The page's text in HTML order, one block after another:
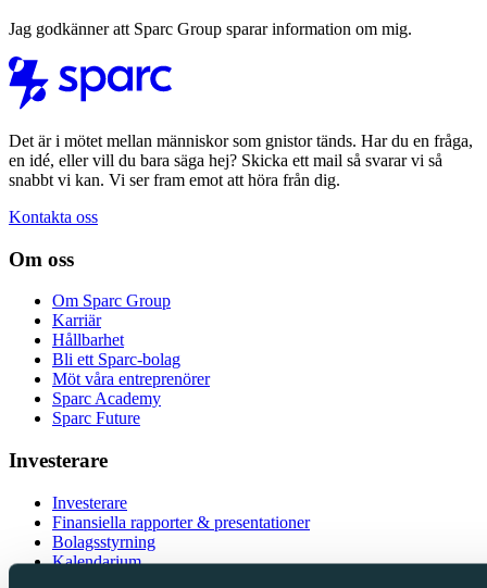
Jag godkänner att Sparc Group sparar information om mig.
Det är i mötet mellan människor som gnistor tänds. Har du en fråga,
en idé, eller vill du bara säga hej? Skicka ett mail så svarar vi så
snabbt vi kan. Vi ser fram emot att höra från dig.
Kontakta oss
Om oss
Om Sparc Group
Karriär
Hållbarhet
Bli ett Sparc-bolag
Möt våra entreprenörer
Sparc Academy
Sparc Future
Investerare
Investerare
Finansiella rapporter & presentationer
Bolagsstyrning
Kalendarium